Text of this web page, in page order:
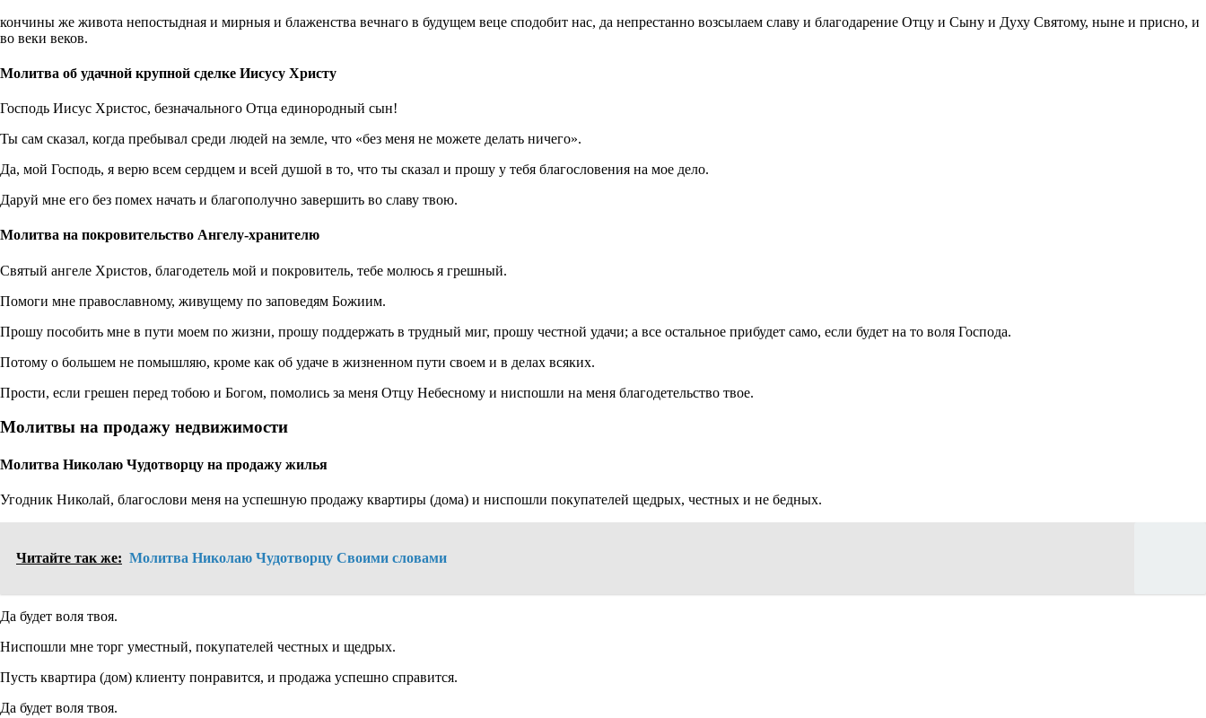
кончины же живота непостыдная и мирныя и блаженства вечнаго в будущем веце сподобит нас, да непрестанно возсылаем славу и благодарение Отцу и Сыну и Духу Святому, ныне и присно, и
во веки веков.
Молитва об удачной крупной сделке Иисусу Христу
Господь Иисус Христос, безначального Отца единородный сын!
Ты сам сказал, когда пребывал среди людей на земле, что «без меня не можете делать ничего».
Да, мой Господь, я верю всем сердцем и всей душой в то, что ты сказал и прошу у тебя благословения на мое дело.
Даруй мне его без помех начать и благополучно завершить во славу твою.
Молитва на покровительство Ангелу-хранителю
Святый ангеле Христов, благодетель мой и покровитель, тебе молюсь я грешный.
Помоги мне православному, живущему по заповедям Божиим.
Прошу пособить мне в пути моем по жизни, прошу поддержать в трудный миг, прошу честной удачи; а все остальное прибудет само, если будет на то воля Господа.
Потому о большем не помышляю, кроме как об удаче в жизненном пути своем и в делах всяких.
Прости, если грешен перед тобою и Богом, помолись за меня Отцу Небесному и ниспошли на меня благодетельство твое.
Молитвы на продажу недвижимости
Молитва Николаю Чудотворцу на продажу жилья
Угодник Николай, благослови меня на успешную продажу квартиры (дома) и ниспошли покупателей щедрых, честных и не бедных.
Читайте так же: Молитва Николаю Чудотворцу Своими словами
Да будет воля твоя.
Ниспошли мне торг уместный, покупателей честных и щедрых.
Пусть квартира (дом) клиенту понравится, и продажа успешно справится.
Да будет воля твоя.